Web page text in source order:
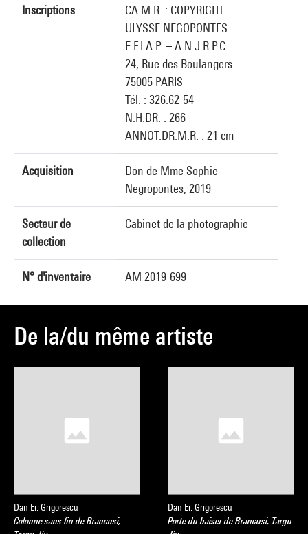
Inscriptions
CA.M.R. : COPYRIGHT
ULYSSE NEGOPONTES
E.F.I.A.P. – A.N.J.R.P.C.
24, Rue des Boulangers
75005 PARIS
Tél. : 326.62-54
N.H.DR. : 266
ANNOT.DR.M.R. : 21 cm
Acquisition
Don de Mme Sophie
Negropontes, 2019
Secteur de
collection
Cabinet de la photographie
N° d'inventaire AM 2019-699
De la/du même artiste
Dan Er. Grigorescu
Colonne sans fin de Brancusi,
Dan Er. Grigorescu
Porte du baiser de Brancusi, Targu